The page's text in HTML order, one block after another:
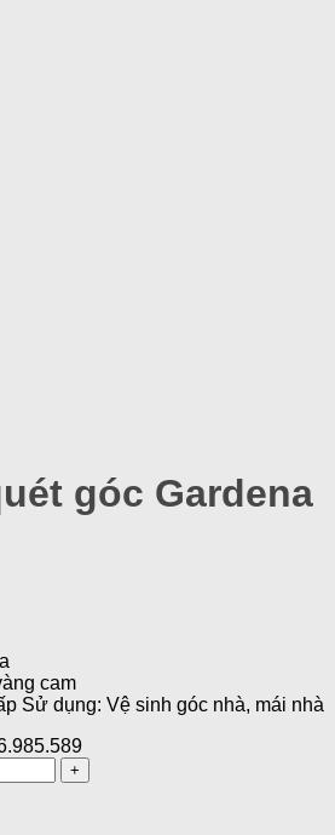
góc Gardena
cam
Sử dụng: Vệ sinh góc nhà, mái nhà